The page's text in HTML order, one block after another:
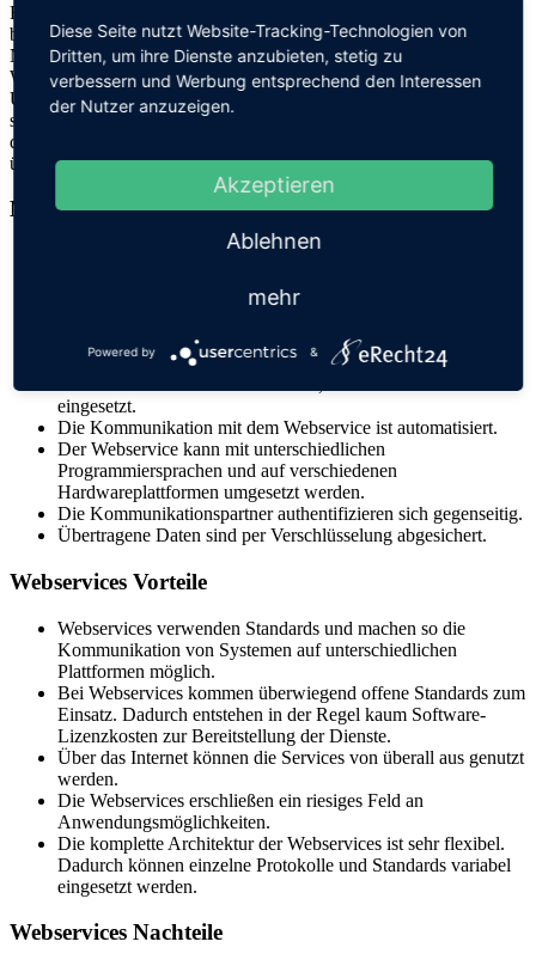
Eine Anwendung oder Maschine ruft über das Netzwerk eine
bestimmte Funktion des Webservices auf. Über die
Netzwerkverbindung erhält das Gerät das Ergebnis zurück.
Webservices können im Internet beispielsweise über eine eindeutige
URI (Uniform Resource Identifier) angesprochen werden. Für eine
sichere Kommunikation müssen sich die Kommunikationspartner in
der Regel gegenseitig authentifizieren. Geschützt werden die
übertragenen Daten im Internet meist durch Verschlüsselung.
Merkmale eines Webservices
Dienste und Funktionen werden über ein Netzwerk zur
Anwendungen oder Maschinen kommunizieren
Webservices werden durch eine serviceorientierte Architektur
realisiert.
eingesetzt.
Die Kommunikation mit dem Webservice ist automatisiert.
Der Webservice kann mit unterschiedlichen
Programmiersprachen und auf verschiedenen
Hardwareplattformen umgesetzt werden.
Die Kommunikationspartner authentifizieren sich gegenseitig.
Übertragene Daten sind per Verschlüsselung abgesichert.
Webservices Vorteile
Webservices verwenden Standards und machen so die
Kommunikation von Systemen auf unterschiedlichen
Plattformen möglich.
Bei Webservices kommen überwiegend offene Standards zum
Einsatz. Dadurch entstehen in der Regel kaum Software-
Lizenzkosten zur Bereitstellung der Dienste.
Über das Internet können die Services von überall aus genutzt
werden.
Die Webservices erschließen ein riesiges Feld an
Anwendungsmöglichkeiten.
Die komplette Architektur der Webservices ist sehr flexibel.
Dadurch können einzelne Protokolle und Standards variabel
eingesetzt werden.
Webservices Nachteile
Diese Seite nutzt Website-Tracking-Technologien von
Dritten, um ihre Dienste anzubieten, stetig zu
verbessern und Werbung entsprechend den Interessen
der Nutzer anzuzeigen.
Akzeptieren
Ablehnen
mehr
Powered by &